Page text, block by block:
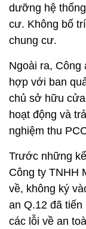
dưỡng hệ
cư. Không bố
chung cư.
Ngoài ra, Công
hợp với ban
chủ sở hữu
hoạt động và
nghiệm thu
Trước những
Công ty TNHH
về, không ký
an Q.12 đã tiến
các lỗi về an